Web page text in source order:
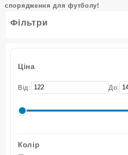
Фільтри
Ціна
Від: До:
Колір
спорядження для футболу!